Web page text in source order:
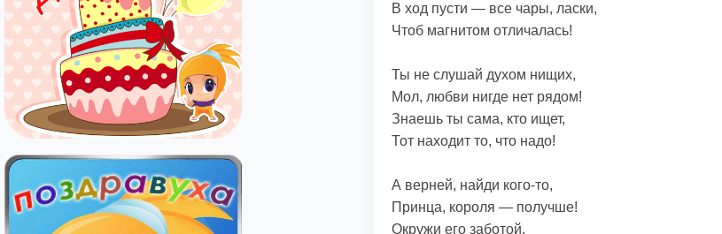
В ход пусти — все чары, ласки,
Чтоб магнитом отличалась!
Ты не слушай духом нищих,
Мол, любви нигде нет рядом!
Знаешь ты сама, кто ищет,
Тот находит то, что надо!
А верней, найди кого-то,
Принца, короля — получше!
Окружи его заботой,